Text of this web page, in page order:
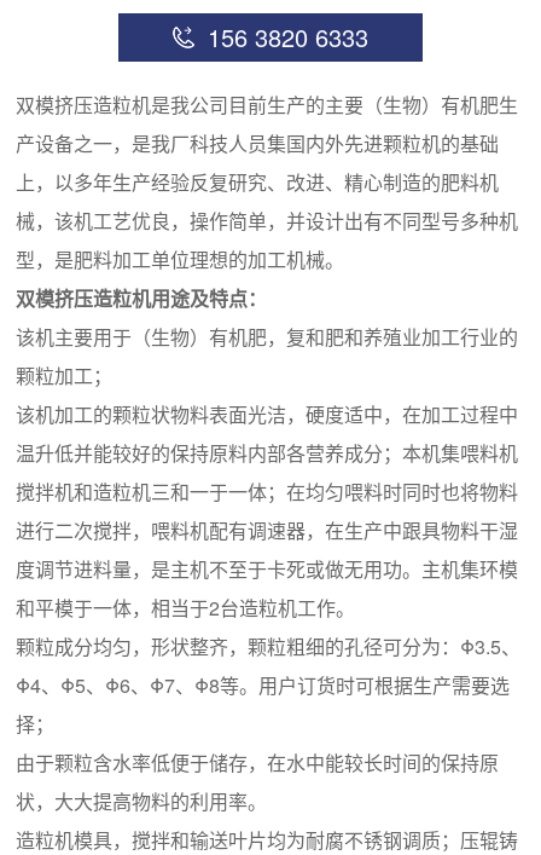
156 3820 6333
双模挤压造粒机是我公司目前生产的主要（生物）有机肥生
产设备之一，是我厂科技人员集国内外先进颗粒机的基础
上，以多年生产经验反复研究、改进、精心制造的肥料机
械，该机工艺优良，操作简单，并设计出有不同型号多种机
型，是肥料加工单位理想的加工机械。
双模挤压造粒机用途及特点：
该机主要用于（生物）有机肥，复和肥和养殖业加工行业的
颗粒加工；
该机加工的颗粒状物料表面光洁，硬度适中，在加工过程中
温升低并能较好的保持原料内部各营养成分；本机集喂料机
搅拌机和造粒机三和一于一体；在均匀喂料时同时也将物料
进行二次搅拌，喂料机配有调速器，在生产中跟具物料干湿
度调节进料量，是主机不至于卡死或做无用功。主机集环模
和平模于一体，相当于2台造粒机工作。
颗粒成分均匀，形状整齐，颗粒粗细的孔径可分为：Φ3.5、
Φ4、Φ5、Φ6、Φ7、Φ8等。用户订货时可根据生产需要选
择；
由于颗粒含水率低便于储存，在水中能较长时间的保持原
状，大大提高物料的利用率。
造粒机模具，搅拌和输送叶片均为耐腐不锈钢调质；压辊铸